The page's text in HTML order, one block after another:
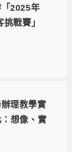
「2025年
戰賽」
理教學實
想像、實